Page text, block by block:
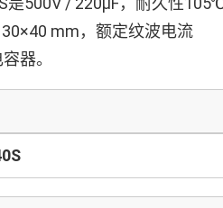
mm，额定纹波电流
器。